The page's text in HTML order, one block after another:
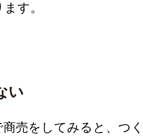
す。
い
商売をしてみると、つ